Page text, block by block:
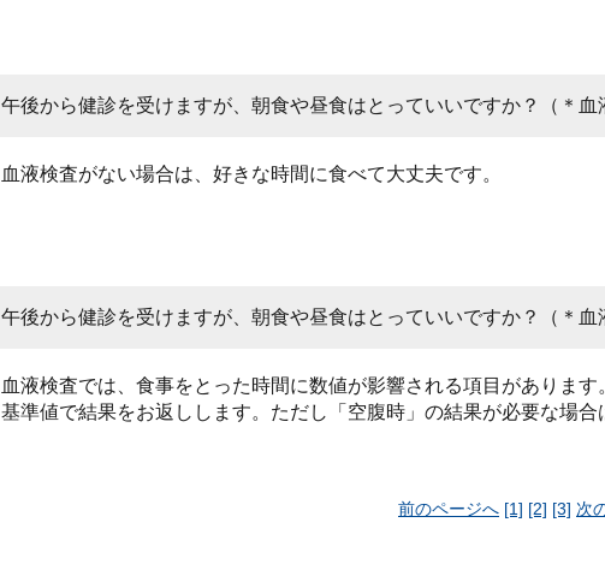
午後から健診を受けますが、朝食や昼食はとっていいですか？（＊血
血液検査がない場合は、好きな時間に食べて大丈夫です。
午後から健診を受けますが、朝食や昼食はとっていいですか？（＊血
血液検査では、食事をとった時間に数値が影響される項目がありま
基準値で結果をお返しします。ただし「空腹時」の結果が必要な場合
前のページへ [1] [2] [3] 次